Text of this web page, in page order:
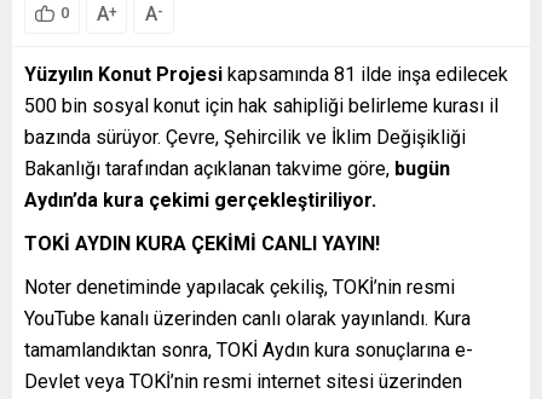
0 A+ A-
Yüzyılın Konut Projesi kapsamında 81 ilde inşa edilecek
500 bin sosyal konut için hak sahipliği belirleme kurası il
bazında sürüyor. Çevre, Şehircilik ve İklim Değişikliği
Bakanlığı tarafından açıklanan takvime göre, bugün
Aydın’da kura çekimi gerçekleştiriliyor.
TOKİ AYDIN KURA ÇEKİMİ CANLI YAYIN!
Noter denetiminde yapılacak çekiliş, TOKİ’nin resmi
YouTube kanalı üzerinden canlı olarak yayınlandı. Kura
tamamlandıktan sonra, TOKİ Aydın kura sonuçlarına e-
Devlet veya TOKİ’nin resmi internet sitesi üzerinden